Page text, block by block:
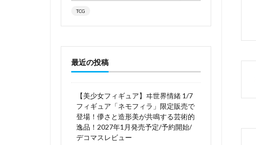
TCG
最近の投稿
【美少女フィギュア】ヰ世界情緒 1/7
フィギュア「ネモフィラ」限定販売で
登場！儚さと造形美が共鳴する芸術的
逸品！2027年1月発売予定/予約開始/
デコマスレビュー